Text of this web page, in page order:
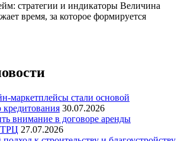
стратегии и индикаторы Величина
время, за которое формируется
маркетплейсы стали основой
кредитования 30.07.2026
внимание в договоре аренды
ТРЦ 27.07.2026